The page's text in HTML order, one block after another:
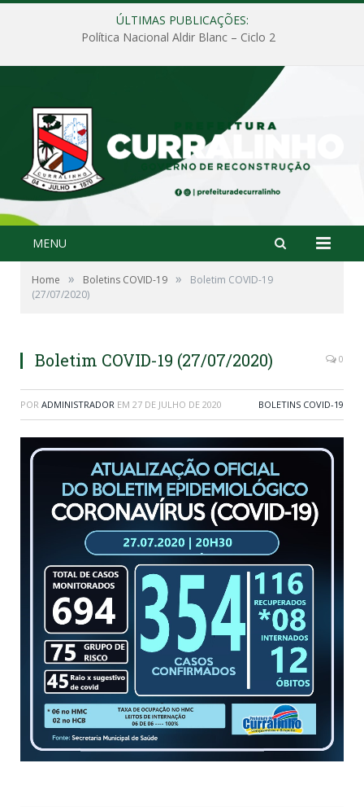
ÚLTIMAS PUBLICAÇÕES:
Política Nacional Aldir Blanc – Ciclo 2
MENU
Home » Boletins COVID-19 »
Boletim COVID-19
(27/07/2020)
Boletim COVID-19 (27/07/2020) 0
POR ADMINISTRADOR EM 27 DE JULHO DE 2020 BOLETINS COVID-19